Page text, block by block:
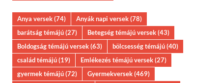
Anya versek(74) Anyák napi versek(78)
barátság témájú(27) Betegség témájú versek(43)
Boldogság témájú versek(63) bölcsesség témájú(40)
család témájú(19) Emlékezés témájú versek(27)
gyermek témájú(72) Gyermekversek(469)